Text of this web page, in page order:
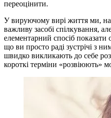
переоцінити.
У вируючому вирі життя ми,
важливу засобі спілкування,
елементарний спосіб
що ви просто раді зустрічі з
швидко викликають до себе
короткі терміни «розвіюють»